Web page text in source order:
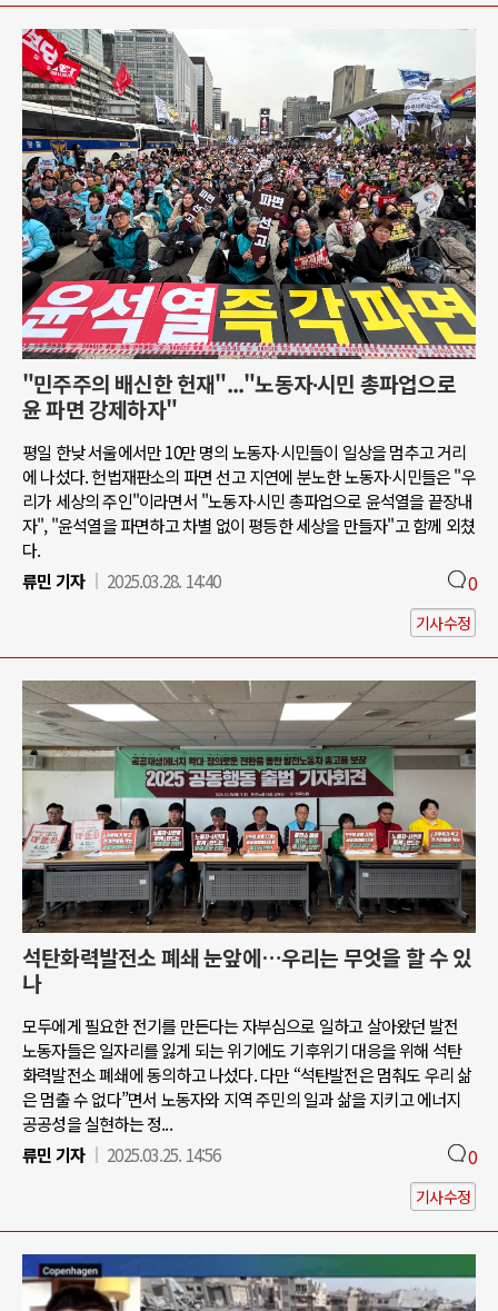
"민주주의 배신한 헌재"..."노동자∙시민 총파업으로
윤 파면 강제하자"
평일 한낮 서울에서만 10만 명의 노동자∙시민들이 일상을 멈추고 거리
에 나섰다. 헌법재판소의 파면 선고 지연에 분노한 노동자∙시민들은 "우
리가 세상의 주인"이라면서 "노동자∙시민 총파업으로 윤석열을 끝장내
자", "윤석열을 파면하고 차별 없이 평등한 세상을 만들자"고 함께 외쳤
다.
류민 기자
2025.03.28. 14:40 0
기사수정
석탄화력발전소 폐쇄 눈앞에…우리는 무엇을 할 수 있
나
모두에게 필요한 전기를 만든다는 자부심으로 일하고 살아왔던 발전
노동자들은 일자리를 잃게 되는 위기에도 기후위기 대응을 위해 석탄
화력발전소 폐쇄에 동의하고 나섰다. 다만 “석탄발전은 멈춰도 우리 삶
은 멈출 수 없다”면서 노동자와 지역 주민의 일과 삶을 지키고 에너지
공공성을 실현하는 정...
류민 기자
2025.03.25. 14:56 0
기사수정